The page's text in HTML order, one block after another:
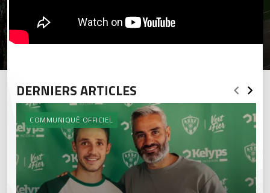
DERNIERS ARTICLES
COMMUNIQUÉ OFFICIEL